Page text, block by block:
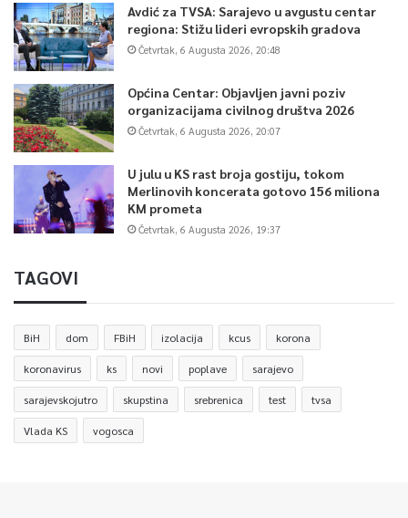
Avdić za TVSA: Sarajevo u avgustu centar
regiona: Stižu lideri evropskih gradova
Četvrtak, 6 Augusta 2026, 20:48
Općina Centar: Objavljen javni poziv
organizacijama civilnog društva 2026
Četvrtak, 6 Augusta 2026, 20:07
U julu u KS rast broja gostiju, tokom
Merlinovih koncerata gotovo 156 miliona
KM prometa
Četvrtak, 6 Augusta 2026, 19:37
TAGOVI
BiH dom FBiH izolacija kcus korona
koronavirus ks novi poplave sarajevo
sarajevskojutro skupstina srebrenica test tvsa
Vlada KS vogosca